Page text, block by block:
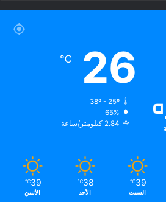
26
℃
38º - 25º
65%
2.84 كيلومتر/ساعة
39
℃
السبت
38
℃
الأحد
39
℃
الأثنين